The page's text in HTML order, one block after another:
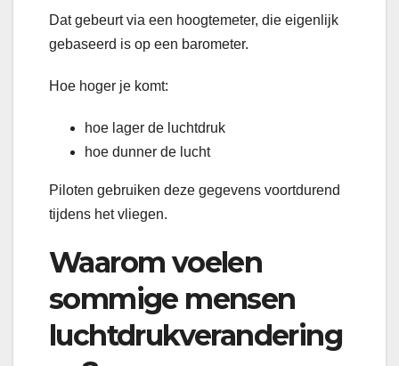
Dat gebeurt via een hoogtemeter, die eigenlijk
gebaseerd is op een barometer.
Hoe hoger je komt:
hoe lager de luchtdruk
hoe dunner de lucht
Piloten gebruiken deze gegevens voortdurend
tijdens het vliegen.
Waarom voelen
sommige mensen
luchtdrukverandering